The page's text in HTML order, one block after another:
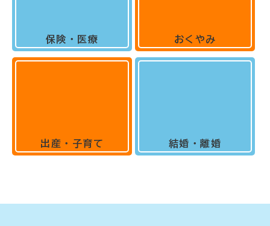
保険・医療
出産・子育て
おくやみ
結婚・離婚